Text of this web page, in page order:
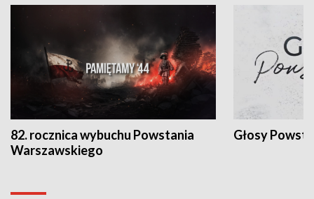
82. rocznica wybuchu Powstania
Warszawskiego
Głosy